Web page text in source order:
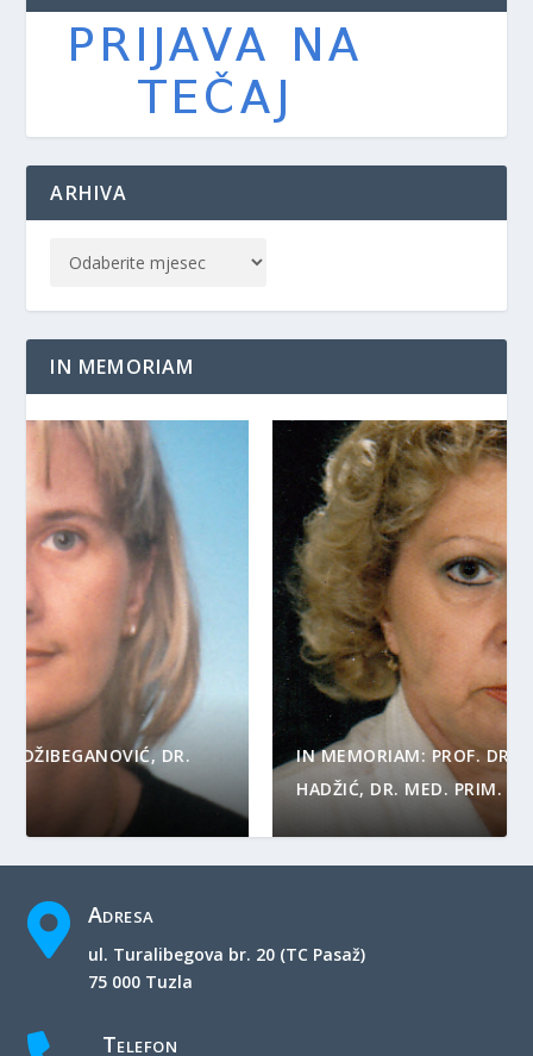
ARHIVA
IN MEMORIAM
IN MEMORIAM: PROF. DR. SC. BELKISA ČOLIĆ-
HADŽIĆ, DR. MED. PRIM.
 Adresa
ul. Turalibegova br. 20 (TC Pasaž)
75 000 Tuzla
Telefon